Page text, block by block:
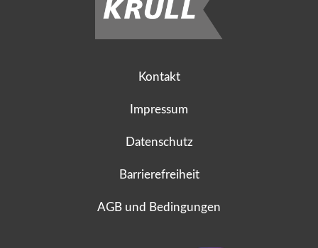
Kontakt
Impressum
Datenschutz
Barrierefreiheit
AGB und Bedingungen